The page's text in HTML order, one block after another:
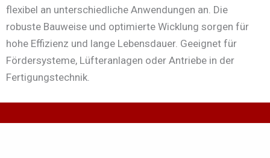
flexibel an unterschiedliche Anwendungen an. Die
robuste Bauweise und optimierte Wicklung sorgen für
hohe Effizienz und lange Lebensdauer. Geeignet für
Fördersysteme, Lüfteranlagen oder Antriebe in der
Fertigungstechnik.